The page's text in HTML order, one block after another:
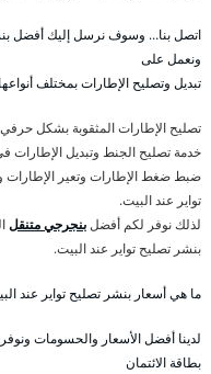
اتصل بنا… وسوف نرسل إليك أفضل
ونعمل على
تبديل وتصليح الإطارات بمختلف
تصليح الإطارات المثقوبة بشكل
خدمة تصليح الجنط وتبديل الإطارات
ضبط ضغط الإطارات وتعير الإطارات
تواير عند البيت.
لذلك نوفر لكم أفضلبنجرجي متنقل
بنشر تصليح تواير عند البيت.
ما هي أسعار بنشر تصليح تواير عند
لدينا أفضل الأسعار والحسومات
بطاقة الائتمان